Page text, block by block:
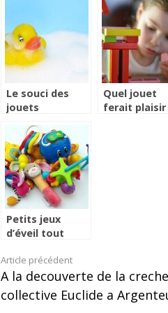
Le souci des
jouets
le bain
Quel jouet
ferait plaisir
Petits jeux
d’éveil tout
occuper bébé
Lire
la
Article précédent
A la decouverte de la creche
collective Euclide a